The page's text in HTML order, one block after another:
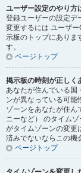
ユーザー設定のやり方
登録ユーザーの設定デ
変更するには ユーザ
示板のトップにありま
す。
ページトップ
掲示板の時刻が正しく
あなたが住んでいる国
ンが異なっている可能
ゾーンをあなたが住ん
ニーなど） のタイム
がタイムゾーンの変更
済みでないならこの機
ページトップ